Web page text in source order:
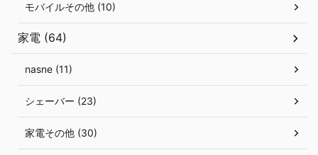
モバイルその他 (10)
家電 (64)
nasne (11)
シェーバー (23)
家電その他 (30)